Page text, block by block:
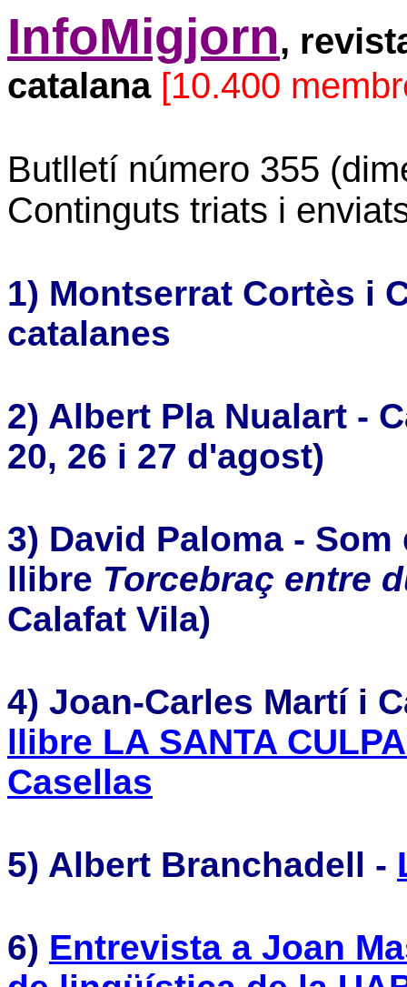
InfoMigjorn,
catalana [10.400
Butlletí número 355
Continguts triats i
1) Montserrat Cortès i
catalanes
2) Albert Pla Nualart -
20, 26 i 27 d'agost)
3) David Paloma -
llibre Torcebraç entre
Calafat Vila)
4) Joan-Carles Martí i
llibre LA SANTA
Casellas
5) Albert Branchadell -
6) Entrevista a Joan